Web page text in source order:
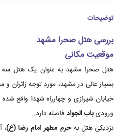
توضیحات
بررسی هتل صحرا مشهد
موقعیت مکانی
هتل صحرا مشهد به عنوان یک هتل سه
بسیار عالی در مشهد، مورد توجه زائران و
ورودیباب الجواد فاصله دارد.
نزدیکی هتل بهحرم مطهر امام رضا (ع)،